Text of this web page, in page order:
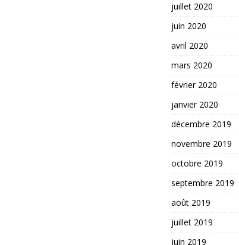
juillet 2020
juin 2020
avril 2020
mars 2020
février 2020
janvier 2020
décembre 2019
novembre 2019
octobre 2019
septembre 2019
août 2019
juillet 2019
juin 2019